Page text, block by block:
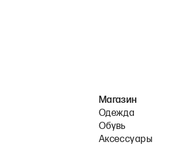
Магазин
Одежда
Обувь
Аксессуары